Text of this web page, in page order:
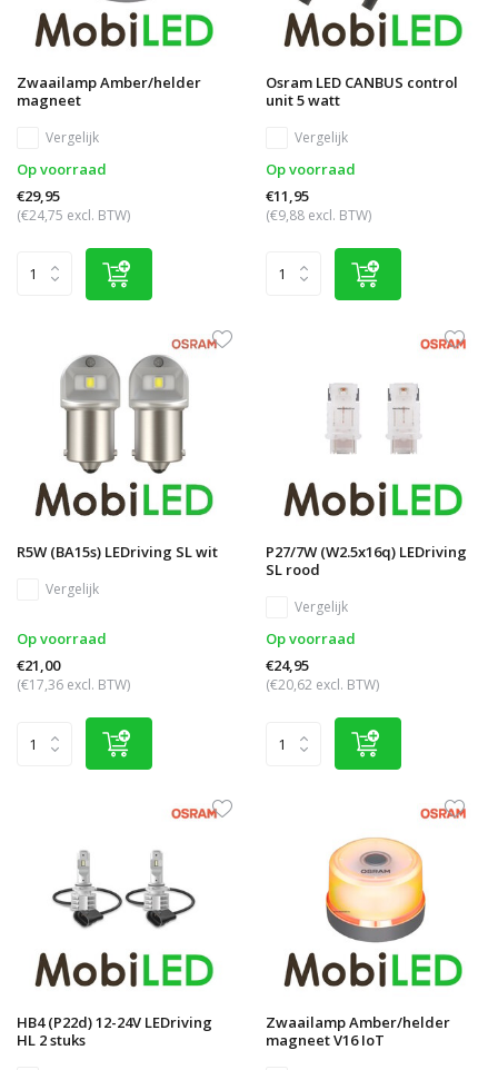
Zwaailamp Amber/helder
magneet
Vergelijk
Op voorraad
€29,95
(€24,75 excl. BTW)
Osram LED CANBUS control
unit 5 watt
Vergelijk
Op voorraad
€11,95
(€9,88 excl. BTW)
R5W (BA15s) LEDriving SL wit
Vergelijk
Op voorraad
€21,00
(€17,36 excl. BTW)
P27/7W (W2.5x16q) LEDriving
SL rood
Vergelijk
Op voorraad
€24,95
(€20,62 excl. BTW)
HB4 (P22d) 12-24V LEDriving
HL 2 stuks
Zwaailamp Amber/helder
magneet V16 IoT